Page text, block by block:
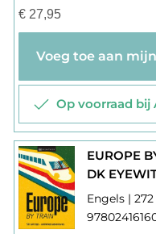
€27,95
Op voorraad bij
EUROPE
DK
Engels |